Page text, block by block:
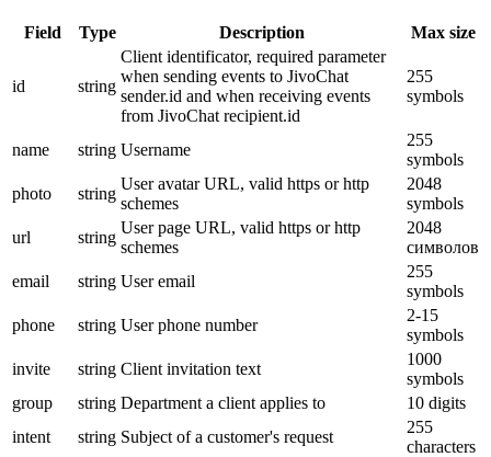
Field Type Description Max size
id string
Client identificator, required parameter
when sending events to JivoChat
sender.id and when receiving events
from JivoChat recipient.id
255
symbols
name string Username
255
symbols
photo
string
User avatar URL, valid https or http
schemes
2048
symbols
url
string
User page URL, valid https or http
schemes
2048
символов
email
string User email
255
symbols
phone
string User phone number
2-15
symbols
invite
string Client invitation text
1000
symbols
group
string Department a client applies to
10 digits
intent
string Subject of a customer's request
255
characters